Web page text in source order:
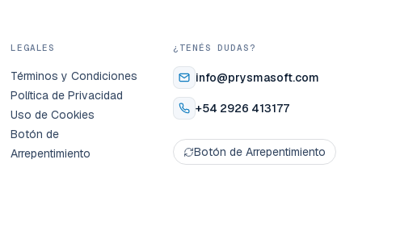
LEGALES
Términos y Condiciones
Política de Privacidad
Uso de Cookies
Botón de
Arrepentimiento
¿TENÉS DUDAS?
info@prysmasoft.com
+54 2926 413177
Botón de Arrepentimiento